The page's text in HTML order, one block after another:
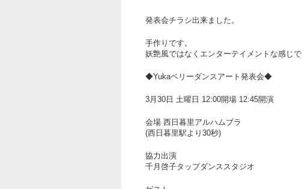
発表会チラシ出来ました。
手作りです。
妖艶風ではなくエンターテイメントな感じで
◆Yukaベリーダンスアート発表会◆
3月30日 土曜日 12:00開場 12:45開演
会場 西日暮里アルハムブラ
(西日暮里駅より30秒)
協力出演
千月啓子タップダンススタジオ